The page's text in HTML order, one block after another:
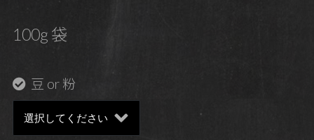
100g 袋
豆 or 粉